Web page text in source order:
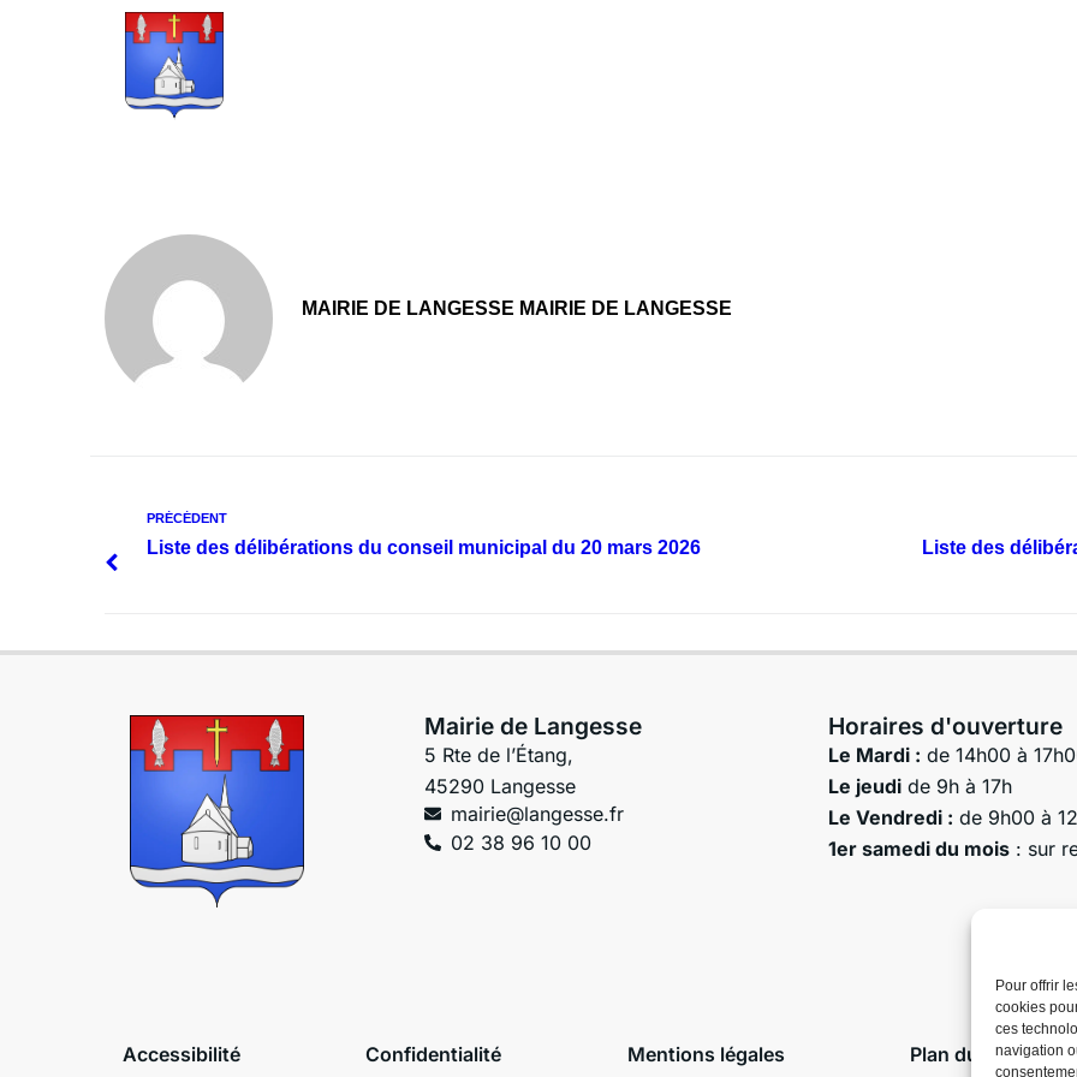
Pour offrir
cookies
ces
navigation
MAIRIE DE LANGESSE MAIRIE DE LANGESSE
PRÉCÉDENT
Liste des délibérations du conseil municipal du 20 mars 2026 Liste des
Mairie de Langesse
5 Rte de l’Étang,
45290 Langesse
mairie@langesse.fr
02 38 96 10 00
Horaires d'ouverture
Le Mardi : de 14h00 à
Le jeudide 9h à 17h
Le Vendredi : de 9h00 à
1er samedi du mois: sur
Accessibilité Confidentialité Mentions légales Plan du site